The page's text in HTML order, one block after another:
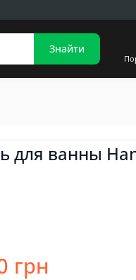
Знайти
для ванны
грн